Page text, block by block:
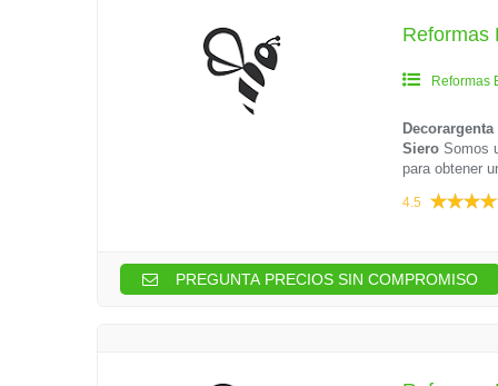
Reformas
Reformas
Siero Somos
para obtener
4.5
PREGUNTA PRECIOS SIN COMPROMISO